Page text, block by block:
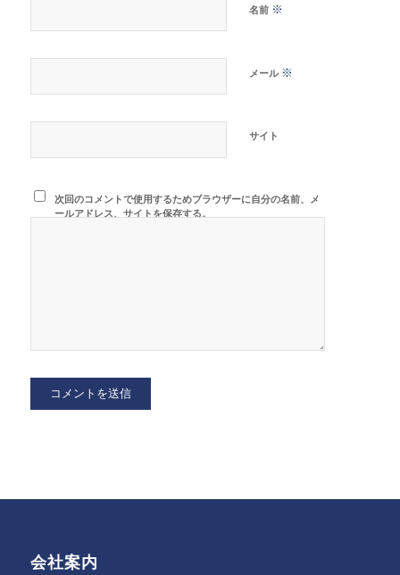
名前 ※
メール ※
サイト
次回のコメントで使用するためブラウザーに自分の名前、メ
ールアドレス、サイトを保存する。
会社案内